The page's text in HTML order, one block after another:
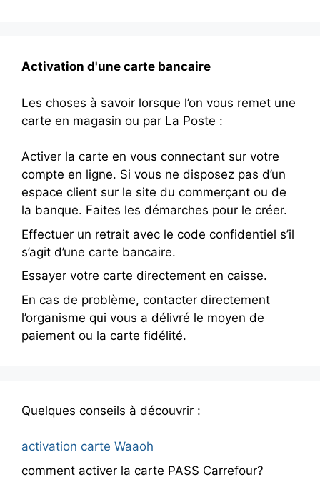
Activation d'une carte bancaire
Les choses à savoir lorsque l’on vous remet une
carte en magasin ou par La Poste :
Activer la carte en vous connectant sur votre
compte en ligne. Si vous ne disposez pas d’un
espace client sur le site du commerçant ou de
la banque. Faites les démarches pour le créer.
Effectuer un retrait avec le code confidentiel s’il
s’agit d’une carte bancaire.
Essayer votre carte directement en caisse.
En cas de problème, contacter directement
l’organisme qui vous a délivré le moyen de
paiement ou la carte fidélité.
Quelques conseils à découvrir :
activation carte Waaoh
comment activer la carte PASS Carrefour?